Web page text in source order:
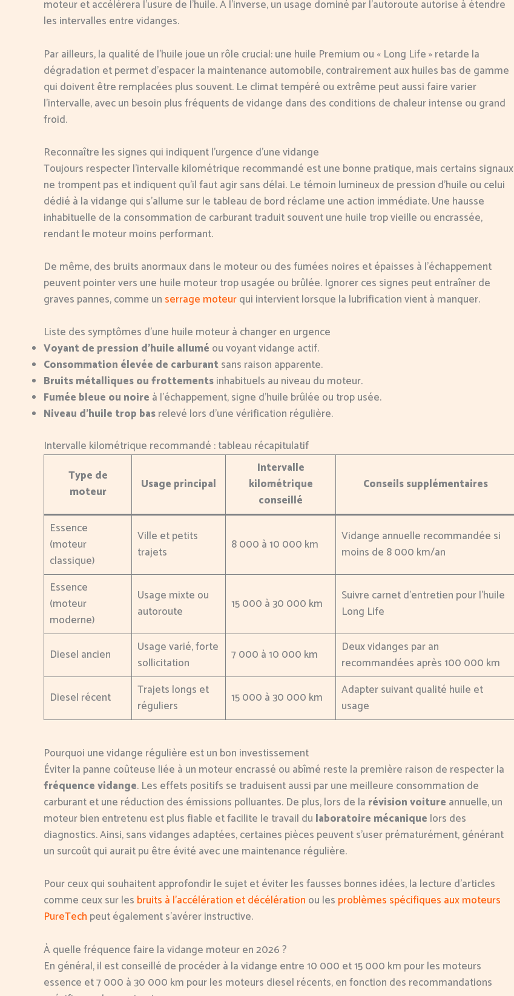
moteur et accélérera l’usure de l’huile. À l’inverse, un usage dominé par l’autoroute autorise à étendre
les intervalles entre vidanges.
Par ailleurs, la qualité de l’huile joue un rôle crucial: une huile Premium ou « Long Life » retarde la
dégradation et permet d’espacer la maintenance automobile, contrairement aux huiles bas de gamme
qui doivent être remplacées plus souvent. Le climat tempéré ou extrême peut aussi faire varier
l’intervalle, avec un besoin plus fréquents de vidange dans des conditions de chaleur intense ou grand
froid.
Reconnaître les signes qui indiquent l’urgence d’une vidange
Toujours respecter l’intervalle kilométrique recommandé est une bonne pratique, mais certains signaux
ne trompent pas et indiquent qu’il faut agir sans délai. Le témoin lumineux de pression d’huile ou celui
dédié à la vidange qui s’allume sur le tableau de bord réclame une action immédiate. Une hausse
inhabituelle de la consommation de carburant traduit souvent une huile trop vieille ou encrassée,
rendant le moteur moins performant.
De même, des bruits anormaux dans le moteur ou des fumées noires et épaisses à l’échappement
peuvent pointer vers une huile moteur trop usagée ou brûlée. Ignorer ces signes peut entraîner de
graves pannes, comme un serrage moteurqui intervient lorsque la lubrification vient à manquer.
Liste des symptômes d’une huile moteur à changer en urgence
Voyant de pression d’huile allumé ou voyant vidange actif.
Consommation élevée de carburantsans raison apparente.
Bruits métalliques ou frottementsinhabituels au niveau du moteur.
Fumée bleue ou noire à l’échappement, signe d’huile brûlée ou trop usée.
Niveau d’huile trop basrelevé lors d’une vérification régulière.
Intervalle kilométrique recommandé : tableau récapitulatif
Type de
moteur
Usage principal
Intervalle
kilométrique
conseillé
Conseils supplémentaires
Essence
(moteur
classique)
Ville et petits
trajets
8 000 à 10 000 km
Vidange annuelle recommandée si
moins de 8 000 km/an
Essence
(moteur
moderne)
Usage mixte ou
autoroute
15 000 à 30 000 km
Suivre carnet d’entretien pour l’huile
Long Life
Diesel ancien
Usage varié, forte
sollicitation
7 000 à 10 000 km
Deux vidanges par an
recommandées après 100 000 km
Diesel récent
Trajets longs et
réguliers
15 000 à 30 000 km
Adapter suivant qualité huile et
usage
Pourquoi une vidange régulière est un bon investissement
Éviter la panne coûteuse liée à un moteur encrassé ou abîmé reste la première raison de respecter la
fréquence vidange. Les effets positifs se traduisent aussi par une meilleure consommation de
carburant et une réduction des émissions polluantes. De plus, lors de la révision voiture annuelle, un
moteur bien entretenu est plus fiable et facilite le travail du laboratoire mécanique lors des
diagnostics. Ainsi, sans vidanges adaptées, certaines pièces peuvent s’user prématurément, générant
un surcoût qui aurait pu être évité avec une maintenance régulière.
Pour ceux qui souhaitent approfondir le sujet et éviter les fausses bonnes idées, la lecture d’articles
comme ceux sur les bruits à l’accélération et décélération ou les problèmes spécifiques aux moteurs
PureTech peut également s’avérer instructive.
À quelle fréquence faire la vidange moteur en 2026 ?
En général, il est conseillé de procéder à la vidange entre 10 000 et 15 000 km pour les moteurs
essence et 7 000 à 30 000 km pour les moteurs diesel récents, en fonction des recommandations